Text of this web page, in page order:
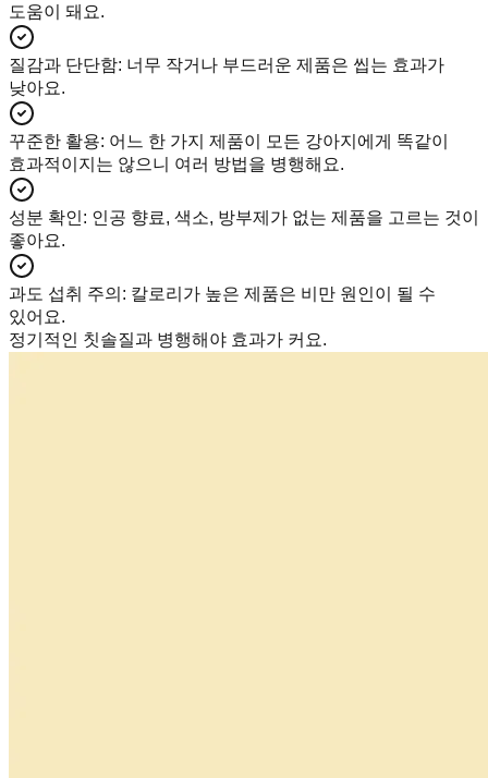
도움이 돼요.
질감과 단단함: 너무 작거나 부드러운 제품은 씹는 효과가
낮아요.
꾸준한 활용: 어느 한 가지 제품이 모든 강아지에게 똑같이
효과적이지는 않으니 여러 방법을 병행해요.
성분 확인: 인공 향료, 색소, 방부제가 없는 제품을 고르는 것이
좋아요.
과도 섭취 주의 : 칼로리가 높은 제품은 비만 원인이 될 수
있어요.
정기적인 칫솔질과 병행해야 효과가 커요.